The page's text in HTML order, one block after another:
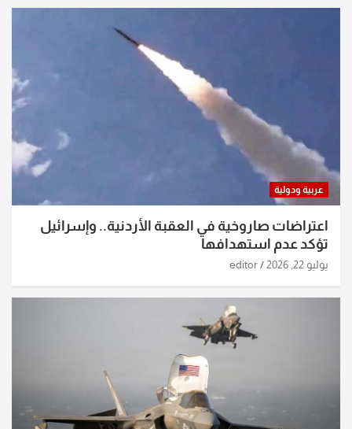
عربية ودولية
اعتراضات صاروخية في العقبة الأردنية.. وإسرائيل
تؤكد عدم استهدافها
يوليو 22, 2026 editor